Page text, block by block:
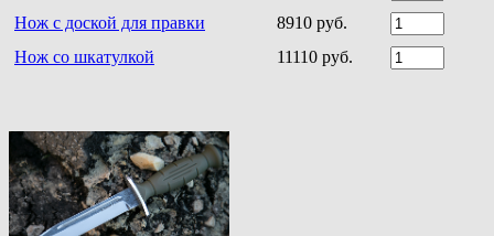
Нож с доской для правки
8910 руб.
Нож со шкатулкой
11110 руб.